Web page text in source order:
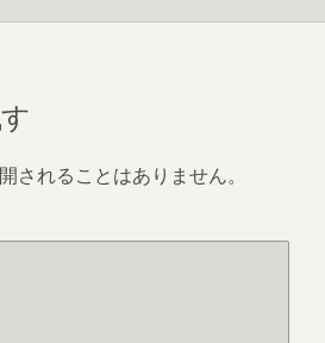
されることはありません。